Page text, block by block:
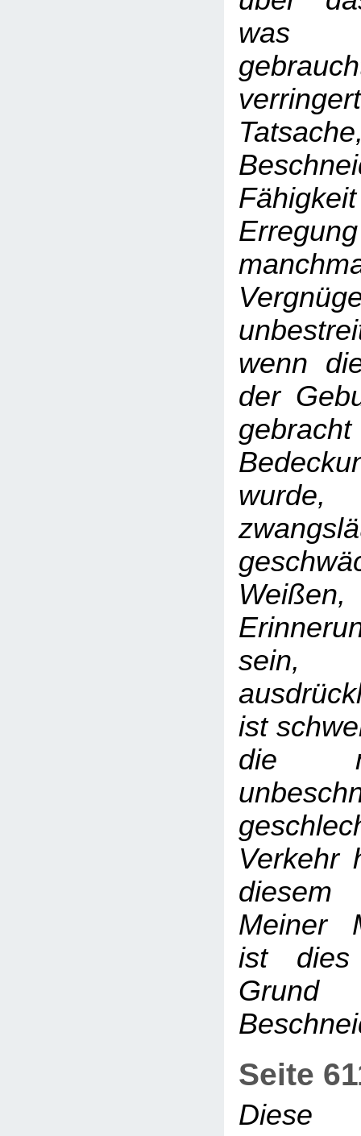
was
wenn
der
ist
die
Verkehr
Meiner
ist dies
Seite
Diese